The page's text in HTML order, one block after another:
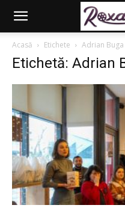
Acasă Etichete Adrian Buga
Etichetă: Adrian